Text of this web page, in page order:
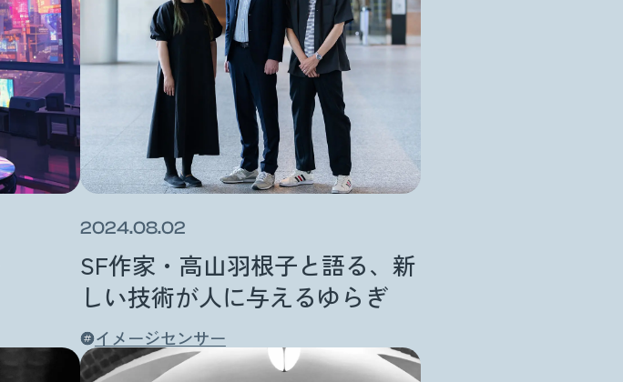
2024.08.02
SF作家・高山羽根子と語る、新
しい技術が人に与えるゆらぎ
イメージセンサー